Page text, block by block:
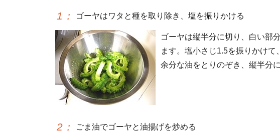
1 ： ゴーヤはワタと種を取り除き、塩を振りかける
ゴーヤは縦半分に切り、白い部
ます。塩小さじ1.5を振りかけ
余分な油をとりのぞき、縦半分
2 ： ごま油でゴーヤと油揚げを炒める